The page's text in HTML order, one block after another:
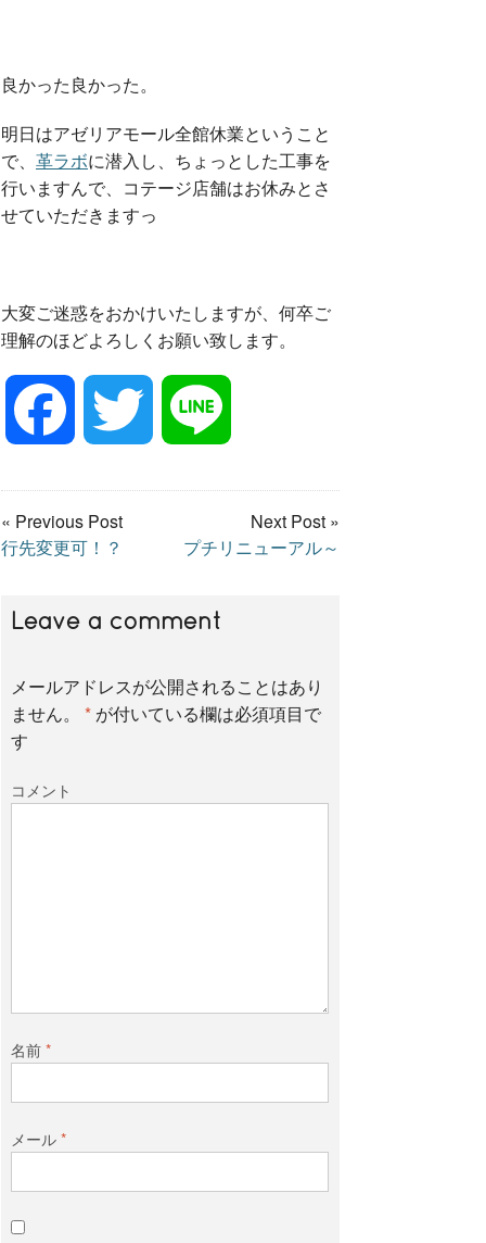
良かった良かった。
明日はアゼリアモール全館休業ということ
で、 革ラボに潜入し、ちょっとした工事を
行いますんで、コテージ店舗はお休みとさ
せていただきますっ
大変ご迷惑をおかけいたしますが、何卒ご
理解のほどよろしくお願い致します。
c
e
b
t
t
n
« Previous Post
行先変更可！？
Next Post »
プチリニューアル～
Leave a comment
メールアドレスが公開されることはあり
ません。
* が付いている欄は必須項目で
す
コメント
名前*
メール*